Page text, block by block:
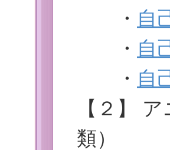
・ 自
・ 自
・ 自
【２】
類）